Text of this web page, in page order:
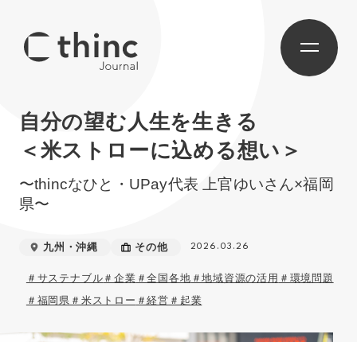
自分の望む人生を生きる
＜米ストローに込める想い＞
〜thincなひと・UPay代表 上官ゆいさん×福岡
県〜
九州・沖縄 その他 2026.03.26
＃サステナブル ＃企業 ＃全国各地 ＃地域資源の活用 ＃環境問題
＃福岡県 ＃米ストロー ＃経営 ＃起業